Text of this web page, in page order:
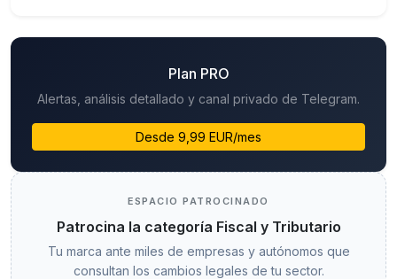
Plan PRO
Alertas, análisis detallado y canal privado de Telegram.
Desde 9,99 EUR/mes
ESPACIO PATROCINADO
Patrocina la categoría Fiscal y Tributario
Tu marca ante miles de empresas y autónomos que
consultan los cambios legales de tu sector.